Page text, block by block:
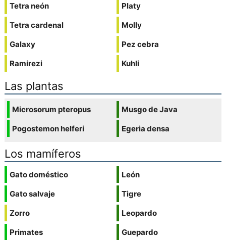
Tetra neón
Tetra cardenal
Galaxy
Ramirezi
Platy
Molly
Pez cebra
Kuhli
Las plantas
Microsorum pteropus
Pogostemon helferi
Musgo de Java
Egeria densa
Los mamíferos
Gato doméstico
Gato salvaje
Zorro
Primates
León
Tigre
Leopardo
Guepardo